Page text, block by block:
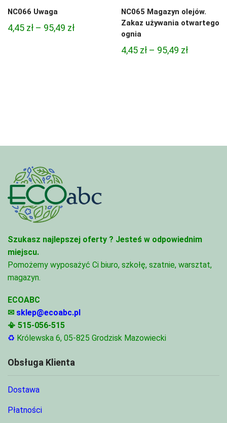
NC066 Uwaga
4,45 zł – 95,49 złZakres
NC065 Magazyn olejów.
Zakaz używania otwartego
ognia
4,45 zł – 95,49 złZakres
Szukasz najlepszej oferty ? Jesteś w odpowiednim
miejscu.
Pomożemy wyposażyć Ci biuro, szkołę, szatnie, warsztat,
magazyn.
ECOABC
✉ sklep@ecoabc.pl
📳 515-056-515
♻ Królewska 6, 05-825 Grodzisk Mazowiecki
Obsługa Klienta
Dostawa
Płatności